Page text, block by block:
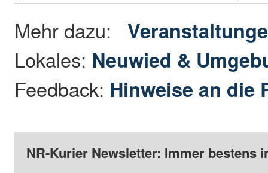
Mehr dazu:
Lokales: Neuwied &
Feedback: Hinweise an die
NR-Kurier Newsletter: Immer bestens